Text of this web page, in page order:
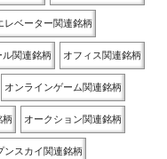
レベーター関連銘柄
ル関連銘柄 オフィス関連銘柄
オンラインゲーム関連銘柄
柄 オークション関連銘柄
ンスカイ関連銘柄